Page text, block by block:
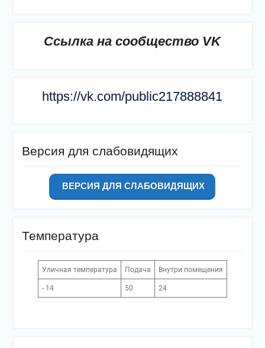
Ссылка на сообщество VK
https://vk.com/public217888841
Версия для слабовидящих
ВЕРСИЯ ДЛЯ СЛАБОВИДЯЩИХ
Температура
Уличная температура Подача Внутри помещения
- 14 50 24